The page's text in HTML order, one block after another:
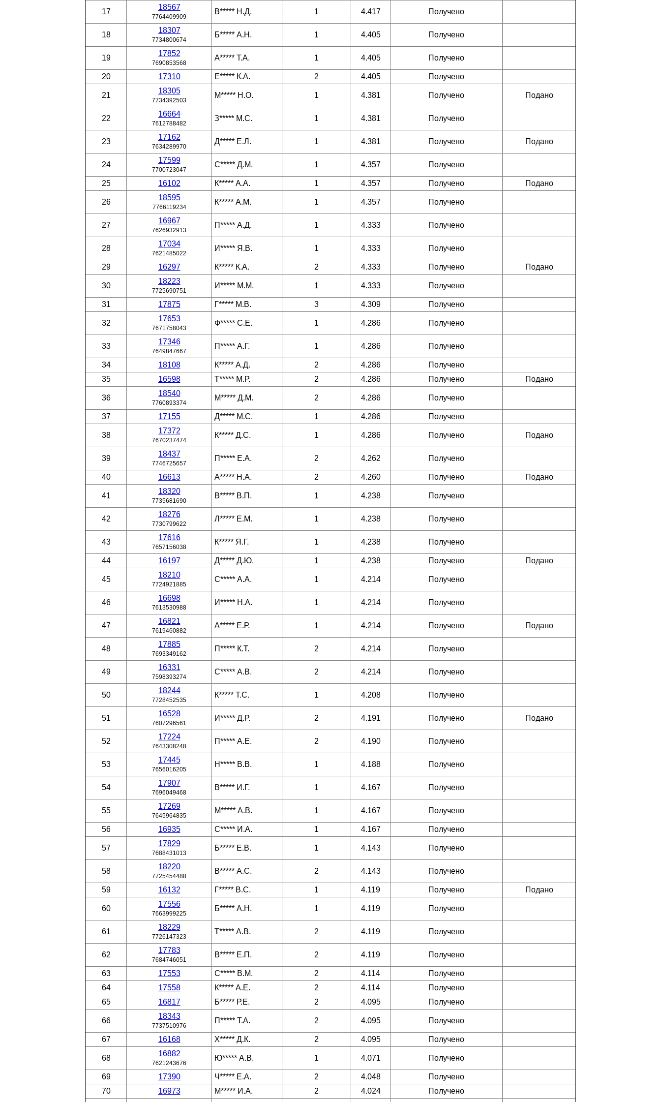
17
18567
7764409909
В***** Н.Д. 1 4.417 Получено
18
18307
7734800674
Б***** А.Н. 1 4.405 Получено
19
17852
7690853568
А***** Т.А. 1 4.405 Получено
20 17310 Е***** К.А. 2 4.405 Получено
21
18305
7734392503
М***** Н.О. 1 4.381 Получено Подано
22
16664
7612788482
З***** М.С. 1 4.381 Получено
23
17162
7634289970
Д***** Е.Л. 1 4.381 Получено Подано
24
17599
7700723047
С***** Д.М. 1 4.357 Получено
25 16102 К***** А.А. 1 4.357 Получено Подано
26
18595
7766119234
К***** А.М. 1 4.357 Получено
27
16967
7626932913
П***** А.Д. 1 4.333 Получено
28
17034
7621485022
И***** Я.В. 1 4.333 Получено
29 16297 К***** К.А. 2 4.333 Получено Подано
30
18223
7725690751
И***** М.М. 1 4.333 Получено
31 17875 Г***** М.В. 3 4.309 Получено
32
17653
7671758043
Ф***** С.Е. 1 4.286 Получено
33
17346
7649847667
П***** А.Г. 1 4.286 Получено
34 18108 К***** А.Д. 2 4.286
Получено
35
16598 Т***** М.Р. 2 4.286 Получено Подано
36
18540
7760893374
М***** Д.М. 2 4.286 Получено
37 17155 Д***** М.С. 1 4.286 Получено
38
17372
7670237474
К***** Д.С. 1 4.286 Получено Подано
39
18437
7746725657
П***** Е.А. 2 4.262 Получено
40 16613 А***** Н.А. 2 4.260 Получено Подано
41
18320
7735681690
В***** В.П. 1 4.238 Получено
42
18276
7730799622
Л***** Е.М. 1 4.238 Получено
43
17616
7657156038
К***** Я.Г. 1 4.238 Получено
44 16197 Д***** Д.Ю. 1 4.238 Получено Подано
45
18210
7724921885
С***** А.А. 1 4.214 Получено
46
16698
7613530988
И***** Н.А. 1 4.214 Получено
47
16821
7619460882
А***** Е.Р. 1 4.214 Получено Подано
48
17885
7693349162
П***** К.Т. 2 4.214 Получено
49
16331
7598393274
С***** А.В. 2 4.214 Получено
50
18244
7728452535
К***** Т.С. 1 4.208 Получено
51
16528
7607296561
И***** Д.Р. 2 4.191 Получено Подано
52
17224
7643308248
П***** А.Е. 2 4.190 Получено
53
17445
7656016205
Н***** В.В. 1 4.188 Получено
54
17907
7696049468
В***** И.Г. 1 4.167 Получено
55
17269
7645964835
М***** А.В. 1 4.167 Получено
56 16935 С***** И.А. 1 4.167 Получено
57
17829
7688431013
Б***** Е.В. 1 4.143 Получено
58
18220
7725454488
В***** А.С. 2 4.143 Получено
59 16132 Г***** В.С. 1 4.119 Получено Подано
60
17556
7663999225
Б***** А.Н. 1 4.119 Получено
61
18229
7726147323
Т***** А.В. 2 4.119 Получено
62
17783
7684746051
В***** Е.П. 2 4.119 Получено
63 17553 С***** В.М. 2 4.114
Получено
64
17558 К***** А.Е. 2 4.114
Получено
65
16817 Б***** Р.Е. 2 4.095 Получено
66
18343
7737510976
П***** Т.А. 2 4.095 Получено
67 16168 Х***** Д.К. 2 4.095 Получено
68
16882
7621243676
Ю***** А.В. 1 4.071 Получено
69 17390 Ч***** Е.А. 2 4.048
Получено
70
16973 М***** И.А. 2 4.024
Получено